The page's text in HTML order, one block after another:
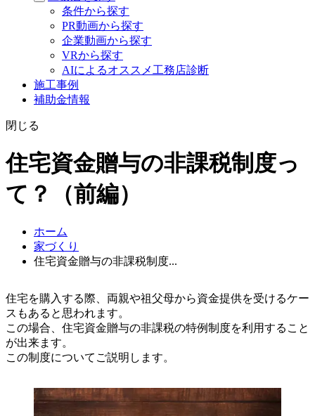
条件から探す
PR動画から探す
企業動画から探す
VRから探す
AIによるオススメ工務店診断
施工事例
補助金情報
閉じる
住宅資金贈与の非課税制度っ
て？（前編）
ホーム
家づくり
住宅資金贈与の非課税制度...
住宅を購入する際、両親や祖父母から資金提供を受けるケー
スもあると思われます。
この場合、住宅資金贈与の非課税の特例制度を利用すること
が出来ます。
この制度についてご説明します。